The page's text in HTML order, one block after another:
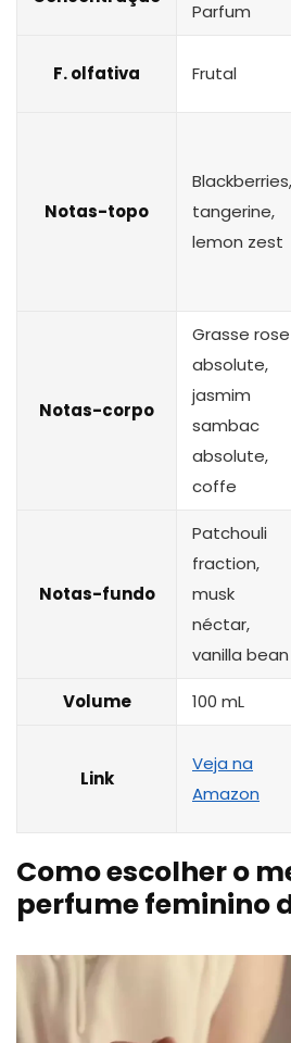
Parfum
F. olfativa Frutal
Notas-topo
Blackberries,
tangerine,
lemon zest
Notas-corpo
Grasse rose
absolute,
jasmim
sambac
absolute,
coffe
Notas-fundo
Patchouli
fraction,
musk
néctar,
vanilla bean
Volume 100 mL
Link
Veja na
Amazon
Como escolher o
perfume feminino